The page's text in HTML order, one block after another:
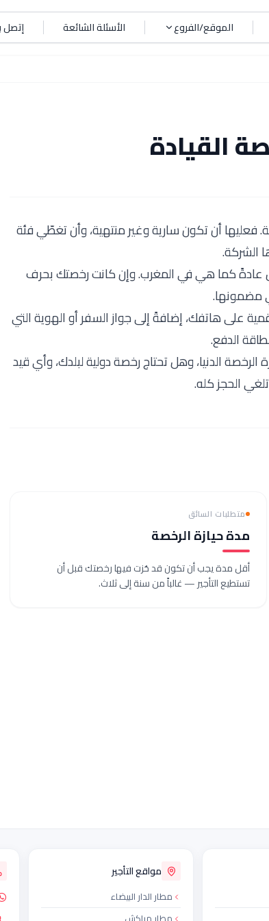
الموقع/الفروع الأسئلة الشائعة إتصل
القيادة
أن تكون سارية وغير منتهية، وأن تغطّي فئة
الشركة.
عادةً كما هي في المغرب. وإن كانت رخصتك بحرف
مضمونها.
على هاتفك، إضافةً إلى جواز السفر أو الهوية التي
الدفع.
الدنيا، وهل تحتاج رخصة دولية لبلدك، وأي قيد
الحجز كله.
متطلبات السائق
مدة حيازة الرخصة
أقل مدة يجب أن تكون قد حُزت فيها رخصتك قبل أن
تستطيع التأجير — غالباً من سنة إلى ثلاث.
مواقع التأجير
مطار الدار البيضاء